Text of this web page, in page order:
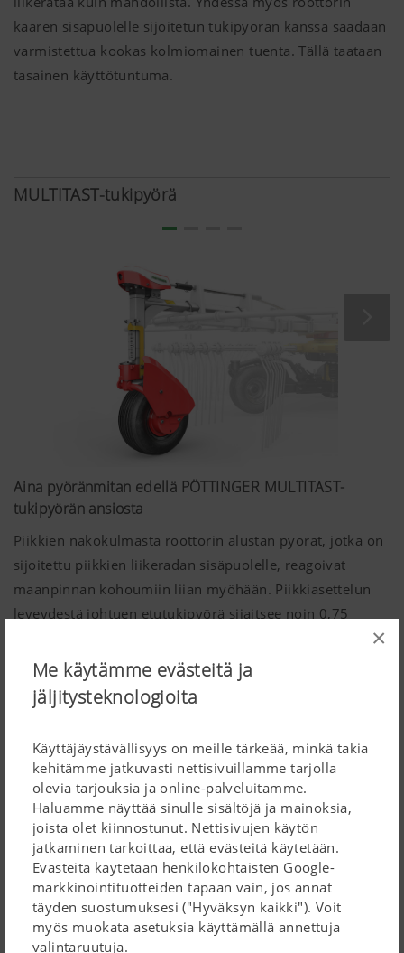
×
Me käytämme evästeitä ja
jäljitysteknologioita
Käyttäjäystävällisyys on meille tärkeää, minkä takia
kehitämme jatkuvasti nettisivuillamme tarjolla
olevia tarjouksia ja online-palveluitamme.
Haluamme näyttää sinulle sisältöjä ja mainoksia,
joista olet kiinnostunut. Nettisivujen käytön
jatkaminen tarkoittaa, että evästeitä käytetään.
Evästeitä käytetään henkilökohtaisten Google-
markkinointituotteiden tapaan vain, jos annat
täyden suostumuksesi ("Hyväksyn kaikki"). Voit
myös muokata asetuksia käyttämällä annettuja
valintaruutuja.
kaaren sisäpuolelle sijoitetun tukipyörän kanssa saadaan
varmistettua kookas kolmiomainen tuenta. Tällä taataan
tasainen käyttötuntuma.
MULTITAST-tukipyörä
Aina pyöränmitan edellä PÖTTINGER MULTITAST-
tukipyörän ansiosta
Piikkien näkökulmasta roottorin alustan pyörät, jotka on
sijoitettu piikkien liikeradan sisäpuolelle, reagoivat
maanpinnan kohoumiin liian myöhään. Piikkiasettelun
leveydestä johtuen etutukipyörä sijaitsee noin 0,75
Ainoa asia, joka auttaa tässä, on piikkien etupuolella
kulkeva tukipyörä. PÖTTINGER:in MULTITAST-
uloimmaisen piikin etupuolella ja kallistaa roottoria
ylöspäin kohoumien kohdalla. Kumpareen huipulla se
ohjaa roottoria alaspäin, kunnes roottorin sisäpuolelle
sijoitetut pyörät ottavat hallinnan käsiinsä. Tämä tarjoaa
aina ihanteellisen piikkien ja pellonpinnan välisen
välimatkan. Lopputuloksena nurmirehun kontaminaatiot
ja karhotustappiot jäävät selkeästi minimiin.
TOPTECH PLUS -roottoriyksikkö